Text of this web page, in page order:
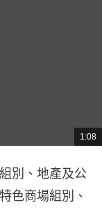
總
共
1:08
別、地產及公
色商場組別、